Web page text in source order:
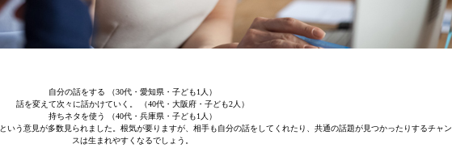
自分の話をする （30代・愛知県・子ども1人）
話を変えて次々に話かけていく。 （40代・大阪府・子ども2人）
持ちネタを使う （40代・兵庫県・子ども1人）
という意見が多数見られました。根気が要りますが、相手も自分の話をしてくれたり、共通の話題が見つかったりするチャン
スは生まれやすくなるでしょう。